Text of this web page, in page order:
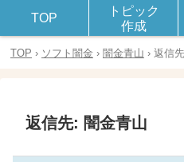
闇金や違法金融とのトラブルや被害に
TOP › ソフト闇金 › 闇金青山 › 返信
返信先: 闇金青山
TOP
トピック
作成